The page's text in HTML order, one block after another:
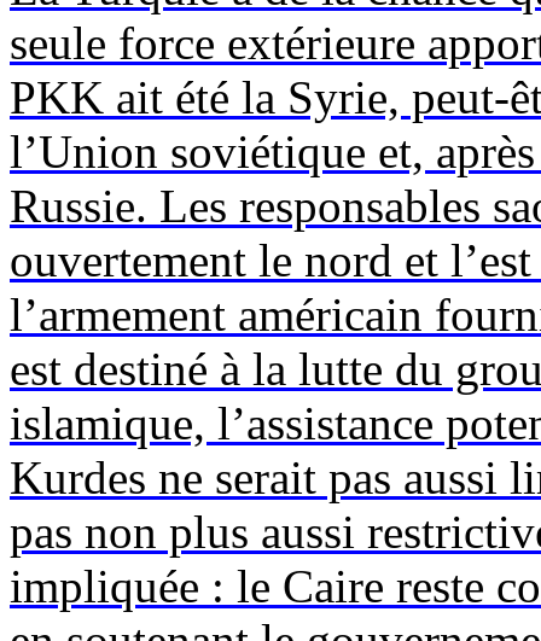
seule force extérieure
PKK ait été la Syrie, peut-
l’Union soviétique et,
Russie. Les responsables
ouvertement le nord et
l’armement américain
est destiné à la lutte du
islamique, l’assistance
Kurdes ne serait pas aussi
pas non plus aussi
impliquée : le Caire reste